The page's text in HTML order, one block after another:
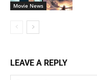
Movie News
LEAVE A REPLY